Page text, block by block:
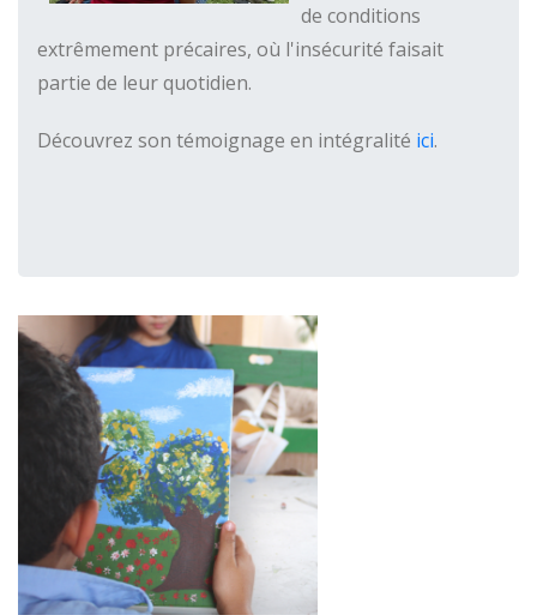
de conditions
extrêmement précaires, où l'insécurité faisait
partie de leur quotidien.
Découvrez son témoignage en intégralité ici.